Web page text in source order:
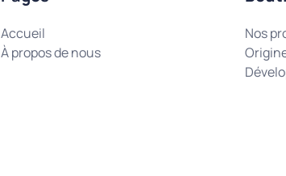
Accueil
À propos de nous
Nos